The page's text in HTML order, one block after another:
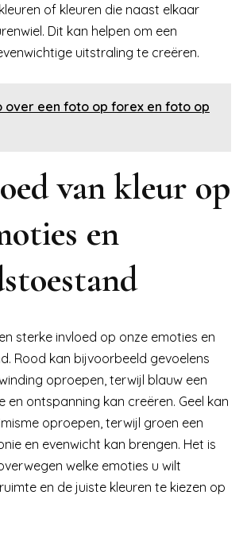
of kleuren die naast elkaar
Dit kan helpen om een
uitstraling te creëren.
over een foto op forex en foto op
van kleur op
en
sterke invloed op onze emoties en
Rood kan bijvoorbeeld gevoelens
oproepen, terwijl blauw een
en ontspanning kan creëren. Geel kan
oproepen, terwijl groen een
en evenwicht kan brengen. Het is
welke emoties u wilt
en de juiste kleuren te kiezen op